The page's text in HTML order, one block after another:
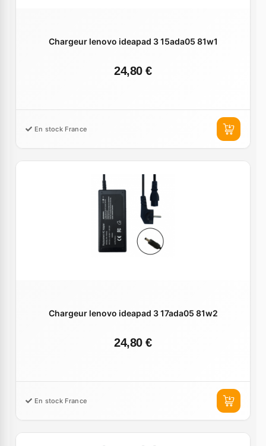
Chargeur lenovo ideapad 3 15ada05 81w1
24,80 €
En stock France
Chargeur lenovo ideapad 3 17ada05 81w2
24,80 €
En stock France